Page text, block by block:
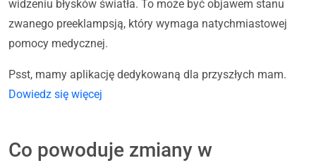
widzeniu błysków światła. To może być objawem stanu
zwanego preeklampsją, który wymaga natychmiastowej
pomocy medycznej.
Psst, mamy aplikację dedykowaną dla przyszłych mam.
Dowiedz się więcej
Co powoduje zmiany w